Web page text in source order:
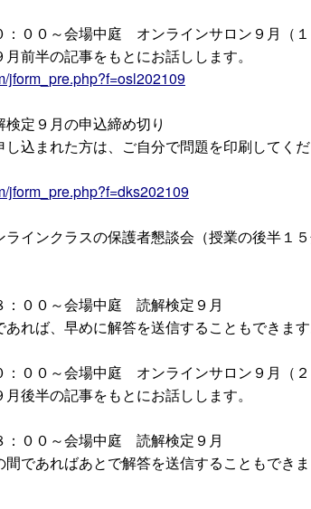
：００～会場中庭 オンラインサロン９月（１
半の記事をもとにお話しします。
jform_pre.php?f=osl202109
定９月の申込締め切り
込まれた方は、ご自分で問題を印刷してくだ
jform_pre.php?f=dks202109
ラインクラスの保護者懇談会（授業の後半１
：００～会場中庭 読解検定９月
ば、早めに解答を送信することもできます
：００～会場中庭 オンラインサロン９月（２
半の記事をもとにお話しします。
：００～会場中庭 読解検定９月
であればあとで解答を送信することもできま